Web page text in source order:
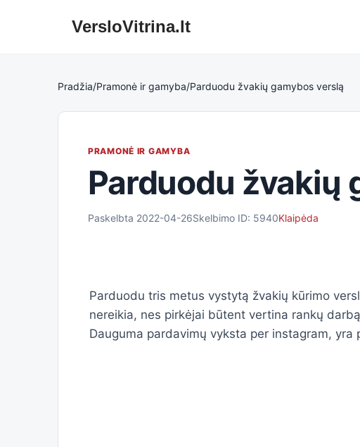
VersloVitrina.lt
Pradžia/Pramonė ir gamyba/Parduodu žvakių gamybos verslą
PRAMONĖ IR GAMYBA
Parduodu žvakių
Paskelbta 2022-04-26Skelbimo ID: 5940Klaipėda
Parduodu tris metus vystytą žvakių kūrimo
nereikia, nes pirkėjai būtent vertina rankų
Dauguma pardavimų vyksta per instagram,